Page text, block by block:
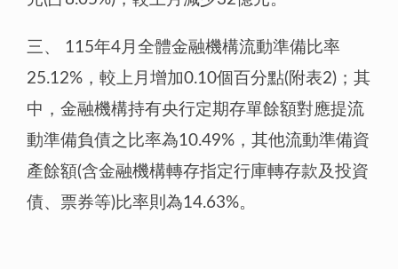
三、
115年4月全體金融機構流動準備比率
25.12%，較上月增加0.10個百分點(附表2)；其
中，金融機構持有央行定期存單餘額對應提流
動準備負債之比率為10.49%，其他流動準備資
產餘額(含金融機構轉存指定行庫轉存款及投資
債、票券等)比率則為14.63%。